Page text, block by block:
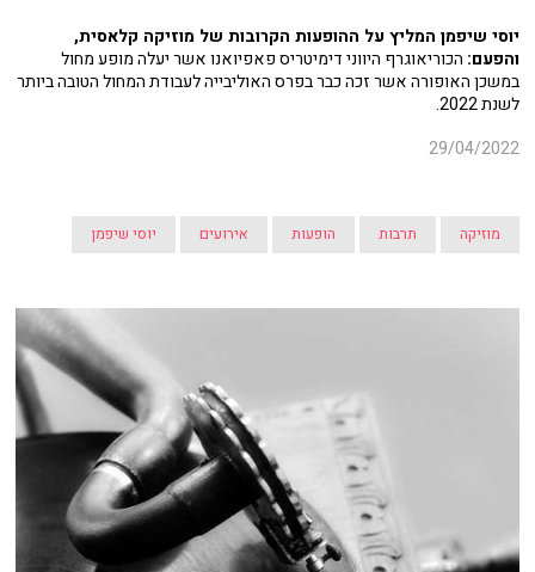
יוסי שיפמן המליץ על ההופעות הקרובות של מוזיקה קלאסית,
והפעם: הכוריאוגרף היווני דימיטריס פאפיואנו אשר יעלה מופע מחול
במשכן האופורה אשר זכה כבר בפרס האוליבייה לעבודת המחול הטובה ביותר
לשנת 2022.
29/04/2022
מוזיקה תרבות הופעות אירועים יוסי שיפמן